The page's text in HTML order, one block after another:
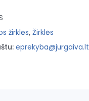
žirklės, Žirklės
eprekyba@jurgaiva.lt